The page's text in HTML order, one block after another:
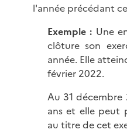
l'année précédant
Exemple: Une
clôture son
année. Elle
février 2022.
Au 31 décembre
ans et elle peut
au titre de cet